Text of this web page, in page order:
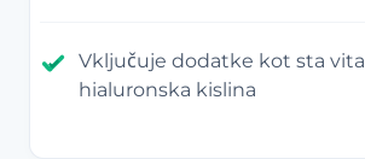
Vključuje dodatke kot sta
hialuronska kislina